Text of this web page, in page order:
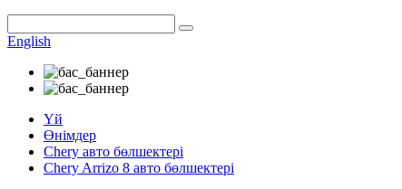
English
Үй
Өнімдер
Chery авто бөлшектері
Chery Arrizo 8 авто бөлшектері